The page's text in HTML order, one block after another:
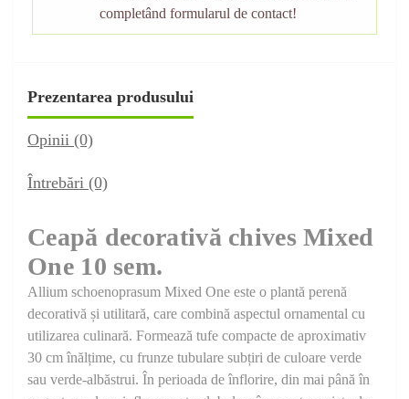
completând formularul de contact!
Prezentarea produsului
Opinii (0)
Întrebări (0)
Ceapă decorativă chives Mixed
One 10 sem.
Allium schoenoprasum Mixed One este o plantă perenă
decorativă și utilitară, care combină aspectul ornamental cu
utilizarea culinară. Formează tufe compacte de aproximativ
30 cm înălțime, cu frunze tubulare subțiri de culoare verde
sau verde-albăstrui. În perioada de înflorire, din mai până în